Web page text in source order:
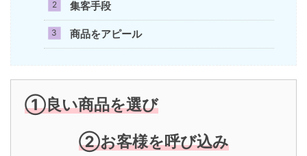
集客手段
商品をアピール
①良い商品を選び
②お客様を呼び込み